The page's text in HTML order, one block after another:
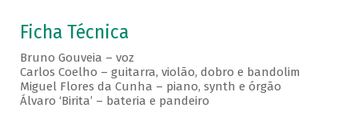
Ficha Técnica
Bruno Gouveia – voz
Carlos Coelho – guitarra, violão, dobro e bandolim
Miguel Flores da Cunha – piano, synth e órgão
Álvaro ‘Birita’ – bateria e pandeiro